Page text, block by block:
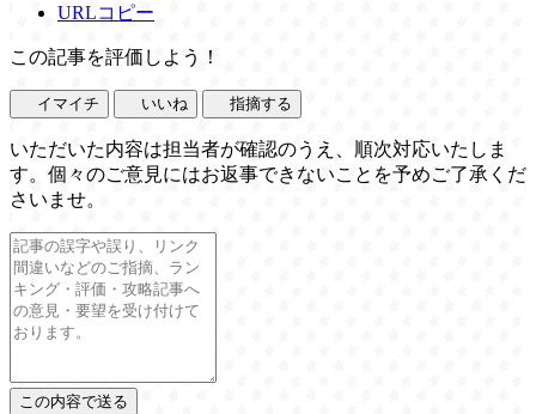
URLコピー
この記事を評価しよう！
イマイチ いいね 指摘する
いただいた内容は担当者が確認のうえ、順次対応いたしま
す。個々のご意見にはお返事できないことを予めご了承くだ
さいませ。